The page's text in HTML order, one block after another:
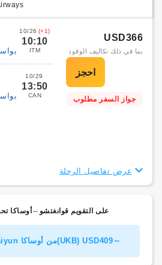
بواسطة1
10/26 (+1)
10:10
ITM
بواسطة1
10/29
13:50
CAN
USD366
بما في ذلك تكاليف الوقود
جواز السفر مطلوب
عرض تفاصيل الرحلة
على التقويم قوانغتشو⇔أوساكا
Guangzhou Baiyun من أوساكا(UKB) USD409～